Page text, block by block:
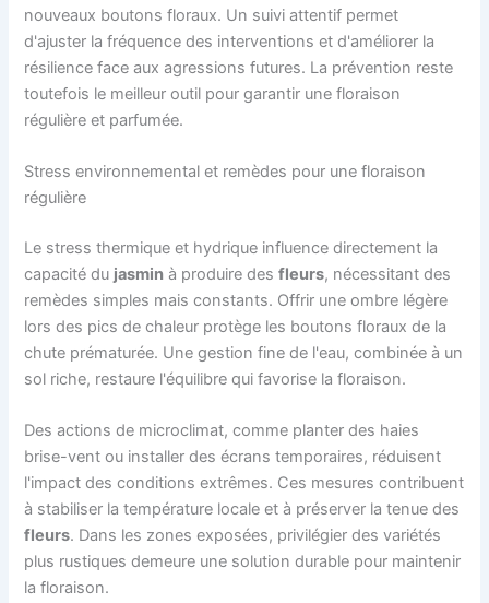
nouveaux boutons floraux. Un suivi attentif permet
d'ajuster la fréquence des interventions et d'améliorer la
résilience face aux agressions futures. La prévention reste
toutefois le meilleur outil pour garantir une floraison
régulière et parfumée.
Stress environnemental et remèdes pour une floraison
régulière
Le stress thermique et hydrique influence directement la
capacité du jasmin à produire desfleurs, nécessitant des
remèdes simples mais constants. Offrir une ombre légère
lors des pics de chaleur protège les boutons floraux de la
chute prématurée. Une gestion fine de l'eau, combinée à un
sol riche, restaure l'équilibre qui favorise la floraison.
Des actions de microclimat, comme planter des haies
brise-vent ou installer des écrans temporaires, réduisent
l'impact des conditions extrêmes. Ces mesures contribuent
à stabiliser la température locale et à préserver la tenue des
fleurs. Dans les zones exposées, privilégier des variétés
plus rustiques demeure une solution durable pour maintenir
la floraison.